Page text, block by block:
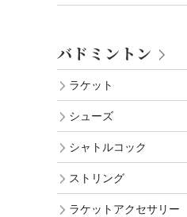
バドミントン
ラケット
シューズ
シャトルコック
ストリング
ラケットアクセサリー